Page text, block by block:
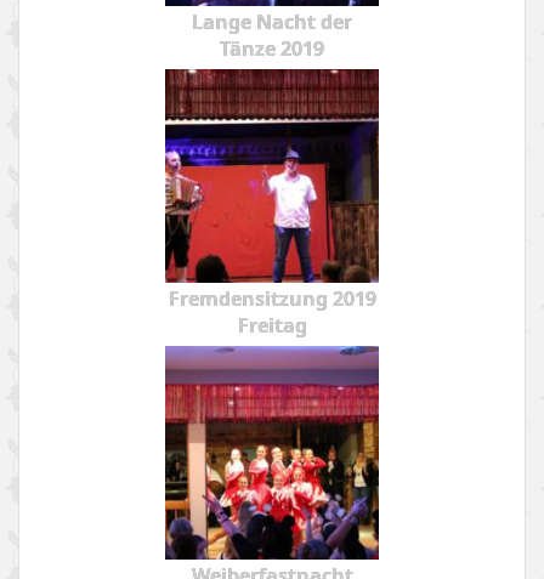
Lange Nacht der
Tänze 2019
Fremdensitzung 2019
Freitag